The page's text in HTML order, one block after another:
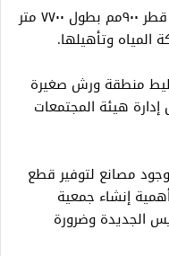
كما أنه جارٍ إحلال وتجديد الخط الناقل قطر ٩٠٠مم بطول ٧٧٠٠ متر
المياه وتأهيلها.
منطقة ورش صغيرة
هيئة المجتمعات
مصانع لتوفير قطع
إنشاء جمعية
الجديدة وضرورة